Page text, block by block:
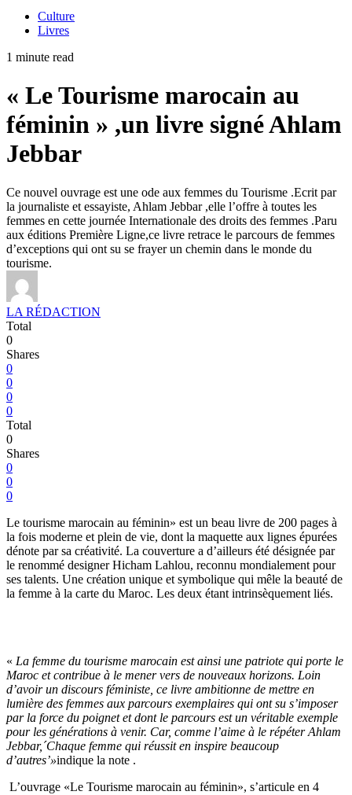
Culture
Livres
1 minute read
« Le Tourisme marocain au
féminin » ,un livre signé Ahlam
Jebbar
Ce nouvel ouvrage est une ode aux femmes du Tourisme .Ecrit par
la journaliste et essayiste, Ahlam Jebbar ,elle l’offre à toutes les
femmes en cette journée Internationale des droits des femmes .Paru
aux éditions Première Ligne,ce livre retrace le parcours de femmes
d’exceptions qui ont su se frayer un chemin dans le monde du
tourisme.
LA RÉDACTION
Total
0
Shares
0
0
0
0
Total
0
Shares
0
0
0
Le tourisme marocain au féminin» est un beau livre de 200 pages à
la fois moderne et plein de vie, dont la maquette aux lignes épurées
dénote par sa créativité. La couverture a d’ailleurs été désignée par
le renommé designer Hicham Lahlou, reconnu mondialement pour
ses talents. Une création unique et symbolique qui mêle la beauté de
la femme à la carte du Maroc. Les deux étant intrinsèquement liés.
« La femme du tourisme marocain est ainsi une patriote qui porte le
Maroc et contribue à le mener vers de nouveaux horizons. Loin
d’avoir un discours féministe, ce livre ambitionne de mettre en
lumière des femmes aux parcours exemplaires qui ont su s’imposer
par la force du poignet et dont le parcours est un véritable exemple
pour les générations à venir. Car, comme l’aime à le répéter Ahlam
Jebbar,´Chaque femme qui réussit en inspire beaucoup
d’autres’»indique la note .
L’ouvrage «Le Tourisme marocain au féminin», s’articule en 4